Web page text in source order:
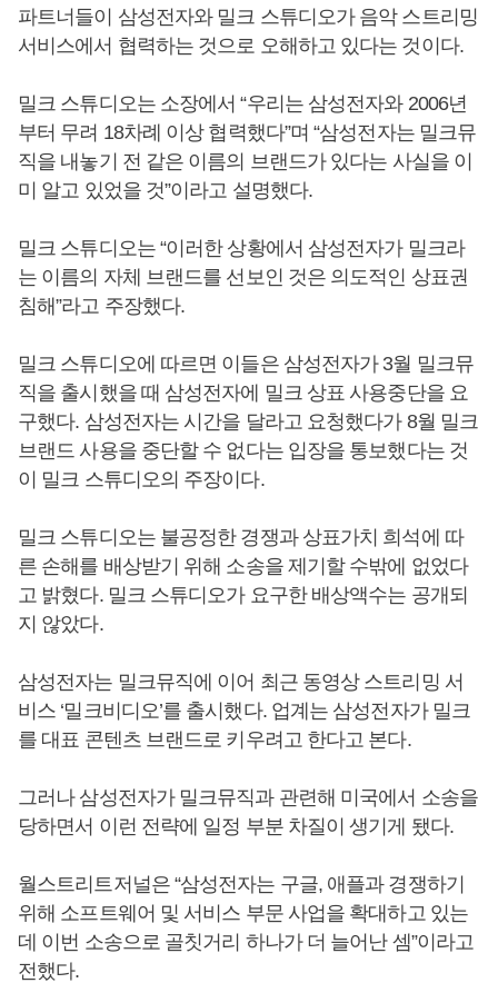
파트너들이 삼성전자와 밀크 스튜디오가 음악 스트리밍
서비스에서 협력하는 것으로 오해하고 있다는 것이다.
밀크 스튜디오는 소장에서 “우리는 삼성전자와 2006년
부터 무려 18차례 이상 협력했다”며 “삼성전자는 밀크뮤
직을 내놓기 전 같은 이름의 브랜드가 있다는 사실을 이
미 알고 있었을 것”이라고 설명했다.
밀크 스튜디오는 “이러한 상황에서 삼성전자가 밀크라
는 이름의 자체 브랜드를 선보인 것은 의도적인 상표권
침해”라고 주장했다.
밀크 스튜디오에 따르면 이들은 삼성전자가 3월 밀크뮤
직을 출시했을 때 삼성전자에 밀크 상표 사용중단을 요
구했다. 삼성전자는 시간을 달라고 요청했다가 8월 밀크
브랜드 사용을 중단할 수 없다는 입장을 통보했다는 것
이 밀크 스튜디오의 주장이다.
밀크 스튜디오는 불공정한 경쟁과 상표가치 희석에 따
른 손해를 배상받기 위해 소송을 제기할 수밖에 없었다
고 밝혔다. 밀크 스튜디오가 요구한 배상액수는 공개되
지 않았다.
삼성전자는 밀크뮤직에 이어 최근 동영상 스트리밍 서
비스 ‘밀크비디오’를 출시했다. 업계는 삼성전자가 밀크
를 대표 콘텐츠 브랜드로 키우려고 한다고 본다.
그러나 삼성전자가 밀크뮤직과 관련해 미국에서 소송을
당하면서 이런 전략에 일정 부분 차질이 생기게 됐다.
월스트리트저널은 “삼성전자는 구글, 애플과 경쟁하기
위해 소프트웨어 및 서비스 부문 사업을 확대하고 있는
데 이번 소송으로 골칫거리 하나가 더 늘어난 셈”이라고
전했다.